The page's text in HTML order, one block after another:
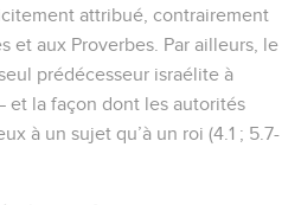
attribué, contrairement
et aux Proverbes. Par ailleurs, le
prédécesseur israélite à
et la façon dont les autorités
à un sujet qu’à un roi (4.1 ; 5.7-